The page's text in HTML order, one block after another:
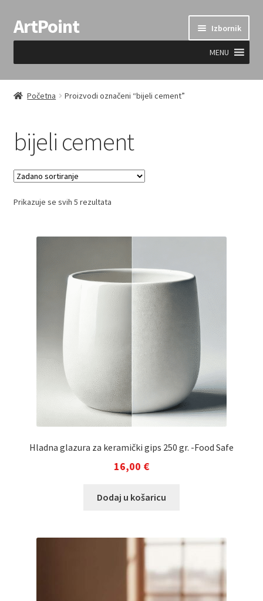
Preskoči
na
Skoči
do
ArtPoint Izbornik
MENU
Uvjeti prodaje
Početna Proizvodi označeni “bijeli cement”
bijeli cement
Prikazuje se svih 5 rezultata
Hladna glazura za keramički gips 250 gr. -Food Safe
16,00 €
Dodaj u košaricu